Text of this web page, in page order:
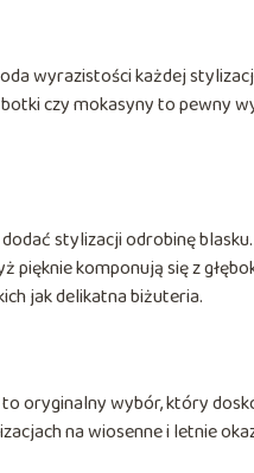
wyrazistości każdej
czy mokasyny to pewny
stylizacji odrobinę
pięknie komponują się z
jak delikatna biżuteria.
oryginalny wybór, który
na wiosenne i letnie